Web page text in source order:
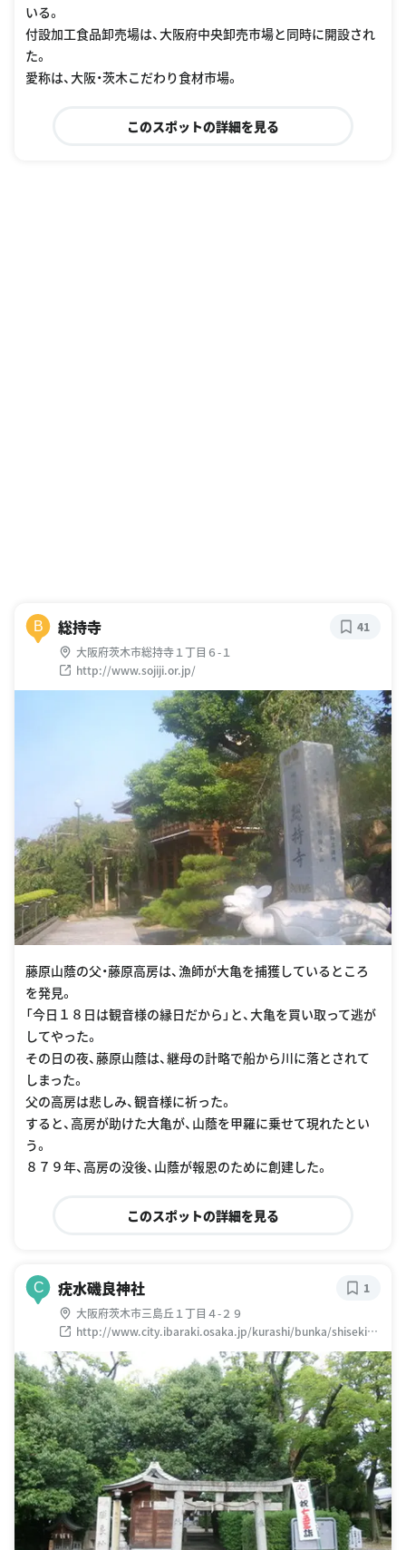
いる。
付設加工食品卸売場は、大阪府中央卸売市場と同時に開設され
た。
愛称は、大阪・茨木こだわり食材市場。
このスポットの詳細を見る
B 総持寺
大阪府茨木市総持寺１丁目６-１
http://www.sojiji.or.jp/
41
藤原山蔭の父・藤原高房は、漁師が大亀を捕獲しているところ
を発見。
「今日１８日は観音様の縁日だから」と、大亀を買い取って逃が
してやった。
その日の夜、藤原山蔭は、継母の計略で船から川に落とされて
しまった。
父の高房は悲しみ、観音様に祈った。
すると、高房が助けた大亀が、山蔭を甲羅に乗せて現れたとい
う。
８７９年、高房の没後、山蔭が報恩のために創建した。
このスポットの詳細を見る
C 疣水磯良神社
大阪府茨木市三島丘１丁目４-２９
http://www.city.ibaraki.osaka.jp/kurashi/bunka/shiseki/s
houkai/1315373269146.html
1